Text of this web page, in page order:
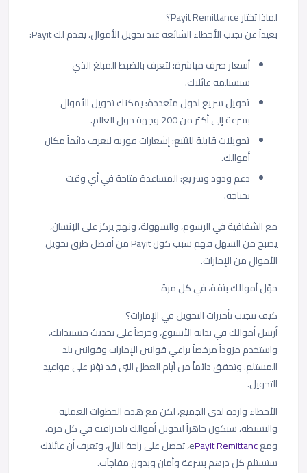
لماذا تختار Payit Remittance؟
بعيداً عن تجنب الأخطاء الشائعة عند تحويل الأموال، يقدم لك Payit:
أسعار صرف مباشرة:لتعرف بالضبط المبلغ الذي
ستستلمه عائلتك.
تحويل سريع لدول متعددة:يمكنك تحويل الأموال
بسرعة إلى أكثر من 200 وجهة حول العالم.
تحويلات قابلة للتتبع:إشعارات فورية لتعرف دائماً مكان
أموالك.
دعم ودود وسريع:المساعدة متاحة في أي وقت
تحتاجه.
مع الشفافية في الرسوم، والسهولة، ونهج يركز على الإنسان،
يصبح من السهل فهم سبب كون Payit من أفضل طرق تحويل
الأموال من الإمارات.
حوّل أموالك بثقة، في كل مرة
كيف تتجنب تأخيرات التحويل في الإمارات؟
أرسل أموالك في بداية الأسبوع، وحرصاً على تحديث مستنداتك،
واستخدم مزوداً مرخصاً يراعي قوانين الإمارات وقوانين بلد
المستلم. وتحقق دائماً من أيام العطل التي قد تؤثر على مواعيد
التحويل.
الأخطاء واردة لدى الجميع، لكن مع هذه الخطوات العملية
والبسيطة، ستكون جاهزاً لتحويل أموالك باحترافية في كل مرة.
ومعPayit Remittanc e، تحصل على راحة البال، وتعرف أن عائلتك
ستستلم كل درهم بسرعة وأمان وبدون مفاجآت.